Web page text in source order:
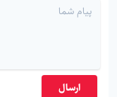
ارسال